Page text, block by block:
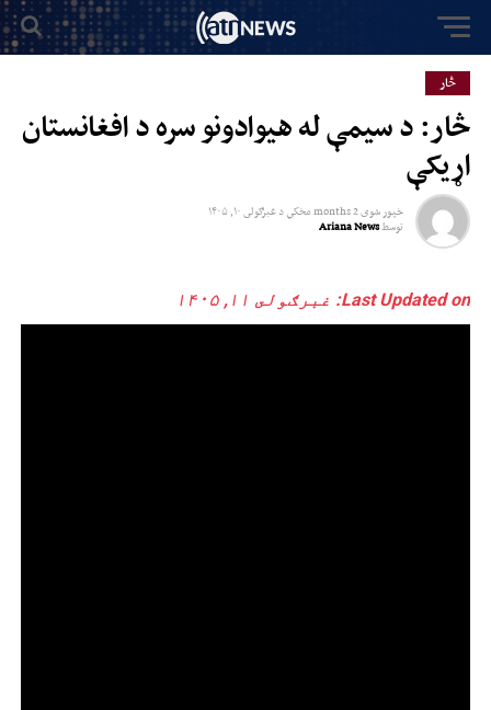
څار
څار: د سیمې له هیوادونو سره د افغانستان
اړیکې
خپور شوی2 months مخکي دغبرګولى ۱۰, ۱۴۰۵
توسطAriana News
Last Updated on: غبرګولى ۱۱, ۱۴۰۵